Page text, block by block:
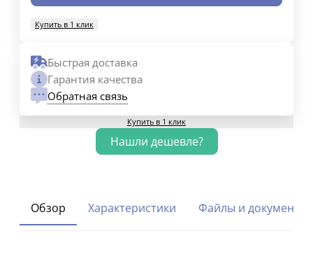
Купить в 1 клик
Быстрая доставка
Гарантия качества
Обратная связь
Купить в 1 клик
Обзор Характеристики Файлы и документы